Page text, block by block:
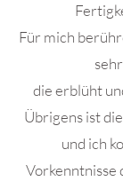
Für mich
die erblüht
Übrigens ist
und ich
Vorkenntnisse